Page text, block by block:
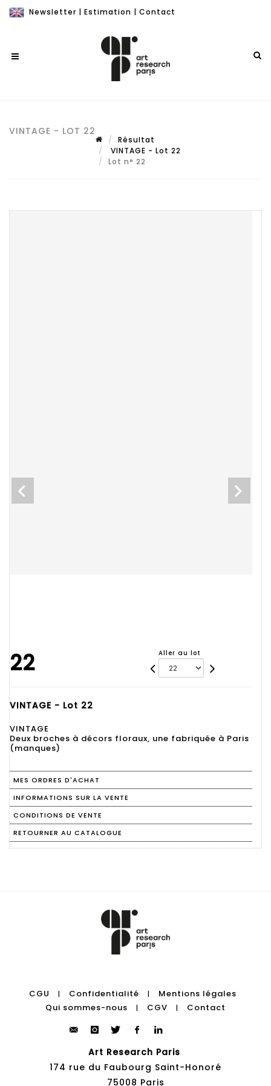
Newsletter | Estimation | Contact
VINTAGE - LOT 22
Résultat
VINTAGE - Lot 22
Lot n° 22
22 Aller au lot
VINTAGE - Lot 22
VINTAGE
Deux broches à décors floraux, une fabriquée à Paris
(manques)
MES ORDRES D'ACHAT
INFORMATIONS SUR LA VENTE
CONDITIONS DE VENTE
RETOURNER AU CATALOGUE
CGU | Confidentialité |
Mentions légales
Qui sommes-nous
| CGV | Contact
Art Research Paris
174 rue du Faubourg Saint-Honoré
75008 Paris